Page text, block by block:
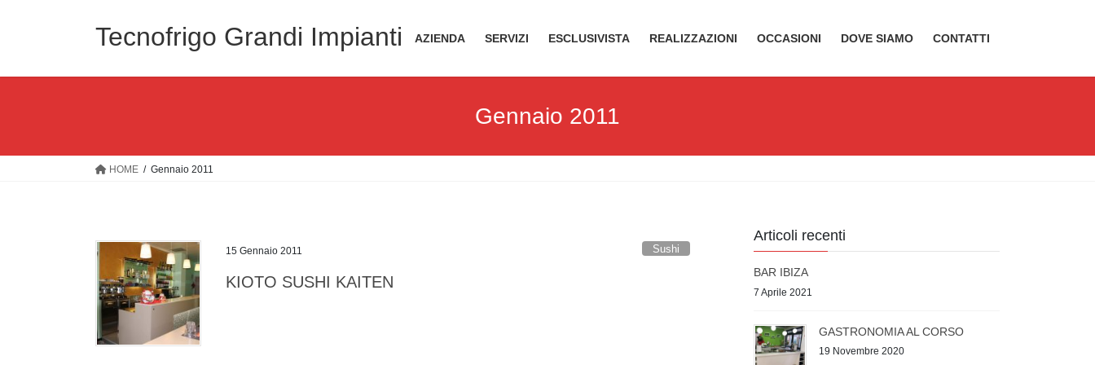
Tecnofrigo Grandi Impianti AZIENDA SERVIZI ESCLUSIVISTA REALIZZAZIONI OCCASIONI DOVE SIAMO CONTATTI
Gennaio 2011
HOME Gennaio 2011
15 Gennaio 2011 Sushi
KIOTO SUSHI KAITEN
Articoli recenti
BAR IBIZA
7 Aprile 2021
GASTRONOMIA AL CORSO
19 Novembre 2020